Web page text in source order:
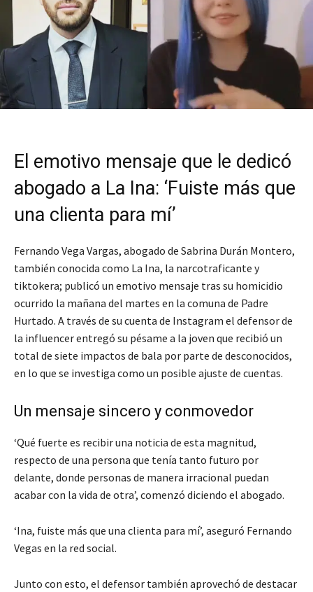
El emotivo mensaje que le dedicó
abogado a La Ina: ‘Fuiste más que
una clienta para mí’
Fernando Vega Vargas, abogado de Sabrina Durán Montero,
también conocida como La Ina, la narcotraficante y
tiktokera; publicó un emotivo mensaje tras su homicidio
ocurrido la mañana del martes en la comuna de Padre
Hurtado. A través de su cuenta de Instagram el defensor de
la influencer entregó su pésame a la joven que recibió un
total de siete impactos de bala por parte de desconocidos,
en lo que se investiga como un posible ajuste de cuentas.
Un mensaje sincero y conmovedor
‘Qué fuerte es recibir una noticia de esta magnitud,
respecto de una persona que tenía tanto futuro por
delante, donde personas de manera irracional puedan
acabar con la vida de otra’, comenzó diciendo el abogado.
‘Ina, fuiste más que una clienta para mí’, aseguró Fernando
Vegas en la red social.
Junto con esto, el defensor también aprovechó de destacar